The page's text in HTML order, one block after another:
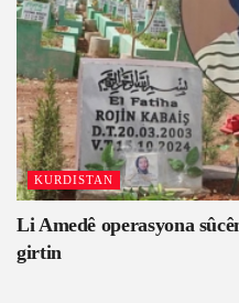
KURDISTAN
Li Amedê operasyona
girtin